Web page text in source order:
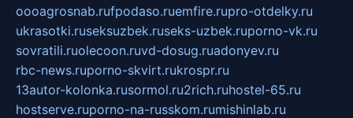
oooagrosnab.rufpodaso.ruemfire.rupro-otdelky.ru
ukrasotki.ruseksuzbek.ruseks-uzbek.ruporno-vk.ru
sovratili.ruolecoon.ruvd-dosug.ruadonyev.ru
rbc-news.ruporno-skvirt.rukrospr.ru
13autor-kolonka.rusormol.ru2rich.ruhostel-65.ru
hostserve.ruporno-na-russkom.rumishinlab.ru